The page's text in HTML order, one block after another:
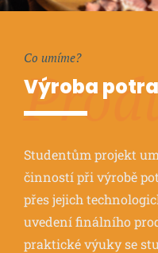
Co umíme?
Výroba
Studentům projekt
činností při výrobě
přes jejich
uvedení finálního
praktické výuky se